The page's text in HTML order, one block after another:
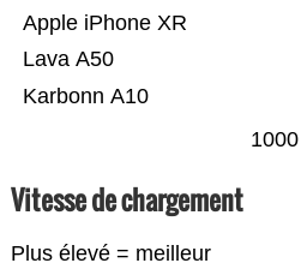
Karbonn A10
Lava A50
Apple iPhone XR
1000
Vitesse de chargement
Plus élevé = meilleur